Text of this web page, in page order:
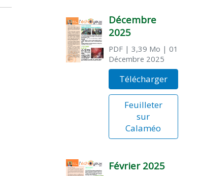
Décembre
2025
PDF| 3,39 Mo | 01
Décembre 2025
Télécharger
Feuilleter
sur
Calaméo
Février 2025